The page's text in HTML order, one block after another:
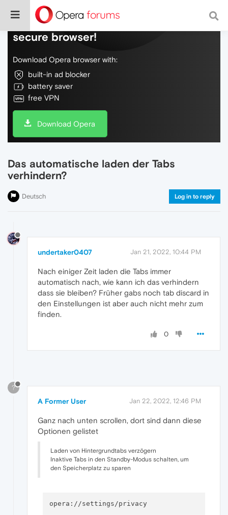
Do more on the web, with a fast and
secure browser!
Download Opera browser with:
built-in ad blocker
battery saver
free VPN
Download Opera
Das automatische laden der Tabs
verhindern?
Deutsch Log in to reply
undertaker0407 Jan 21, 2022, 10:44 PM
Nach einiger Zeit laden die Tabs immer
automatisch nach, wie kann ich das verhindern
dass sie bleiben? Früher gabs noch tab discard in
den Einstellungen ist aber auch nicht mehr zum
finden.
0
?
A Former User Jan 22, 2022, 12:46 PM
Ganz nach unten scrollen, dort sind dann diese
Optionen gelistet
Laden von Hintergrundtabs verzögern
Inaktive Tabs in den Standby-Modus schalten, um
den Speicherplatz zu sparen